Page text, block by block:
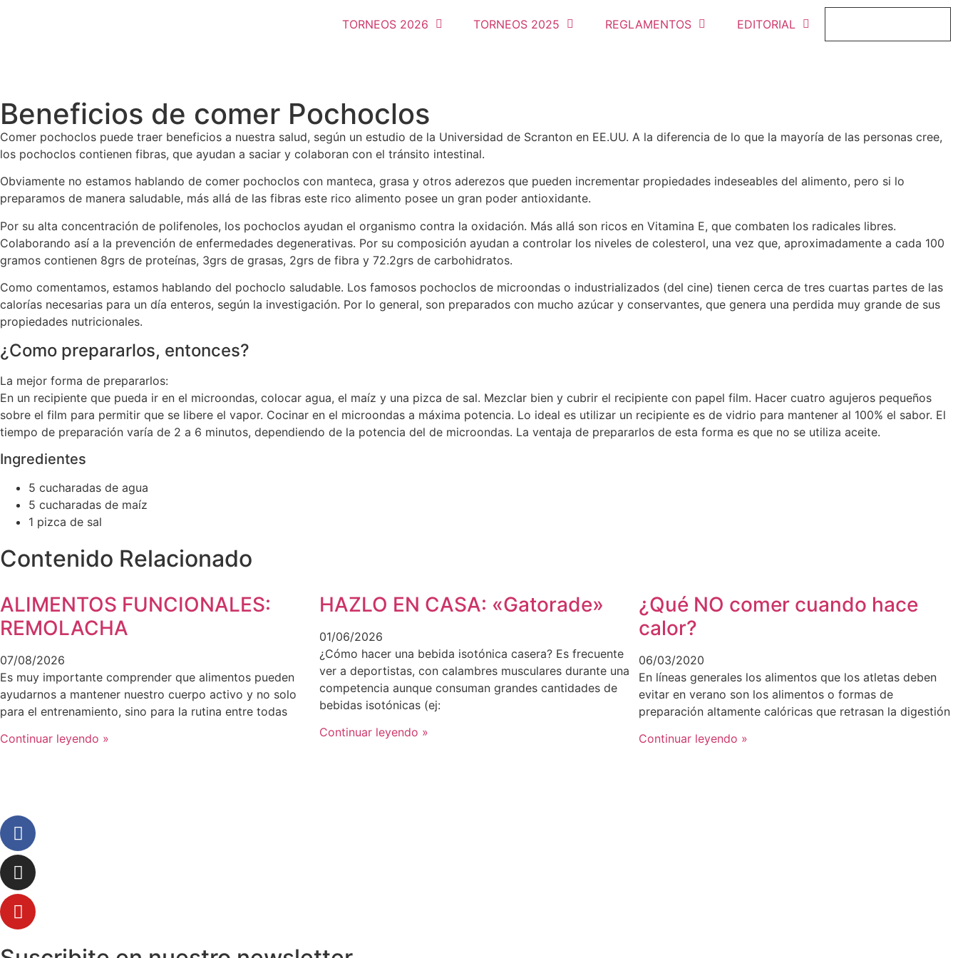
TORNEOS 2026 TORNEOS 2025 REGLAMENTOS EDITORIAL
Beneficios de comer Pochoclos
Comer pochoclos puede traer beneficios a nuestra salud, según un estudio de la Universidad de Scranton en EE.UU. A la diferencia de lo que la mayoría de las personas cree,
los pochoclos contienen fibras, que ayudan a saciar y colaboran con el tránsito intestinal.
Obviamente no estamos hablando de comer pochoclos con manteca, grasa y otros aderezos que pueden incrementar propiedades indeseables del alimento, pero si lo
preparamos de manera saludable, más allá de las fibras este rico alimento posee un gran poder antioxidante.
Por su alta concentración de polifenoles, los pochoclos ayudan el organismo contra la oxidación. Más allá son ricos en Vitamina E, que combaten los radicales libres.
Colaborando así a la prevención de enfermedades degenerativas. Por su composición ayudan a controlar los niveles de colesterol, una vez que, aproximadamente a cada 100
gramos contienen 8grs de proteínas, 3grs de grasas, 2grs de fibra y 72.2grs de carbohidratos.
Como comentamos, estamos hablando del pochoclo saludable. Los famosos pochoclos de microondas o industrializados (del cine) tienen cerca de tres cuartas partes de las
calorías necesarias para un día enteros, según la investigación. Por lo general, son preparados con mucho azúcar y conservantes, que genera una perdida muy grande de sus
propiedades nutricionales.
¿Como prepararlos, entonces?
La mejor forma de prepararlos:
En un recipiente que pueda ir en el microondas, colocar agua, el maíz y una pizca de sal. Mezclar bien y cubrir el recipiente con papel film. Hacer cuatro agujeros pequeños
sobre el film para permitir que se libere el vapor. Cocinar en el microondas a máxima potencia. Lo ideal es utilizar un recipiente es de vidrio para mantener al 100% el sabor. El
tiempo de preparación varía de 2 a 6 minutos, dependiendo de la potencia del de microondas. La ventaja de prepararlos de esta forma es que no se utiliza aceite.
Ingredientes
5 cucharadas de agua
5 cucharadas de maíz
1 pizca de sal
Contenido Relacionado
ALIMENTOS FUNCIONALES:
REMOLACHA
07/08/2026
Es muy importante comprender que alimentos pueden
ayudarnos a mantener nuestro cuerpo activo y no solo
para el entrenamiento, sino para la rutina entre todas
Continuar leyendo »
HAZLO EN CASA: «Gatorade»
01/06/2026
¿Cómo hacer una bebida isotónica casera? Es frecuente
ver a deportistas, con calambres musculares durante una
competencia aunque consuman grandes cantidades de
bebidas isotónicas (ej:
Continuar leyendo »
¿Qué NO comer cuando hace
calor?
06/03/2020
En líneas generales los alimentos que los atletas deben
evitar en verano son los alimentos o formas de
preparación altamente calóricas que retrasan la digestión
Continuar leyendo »